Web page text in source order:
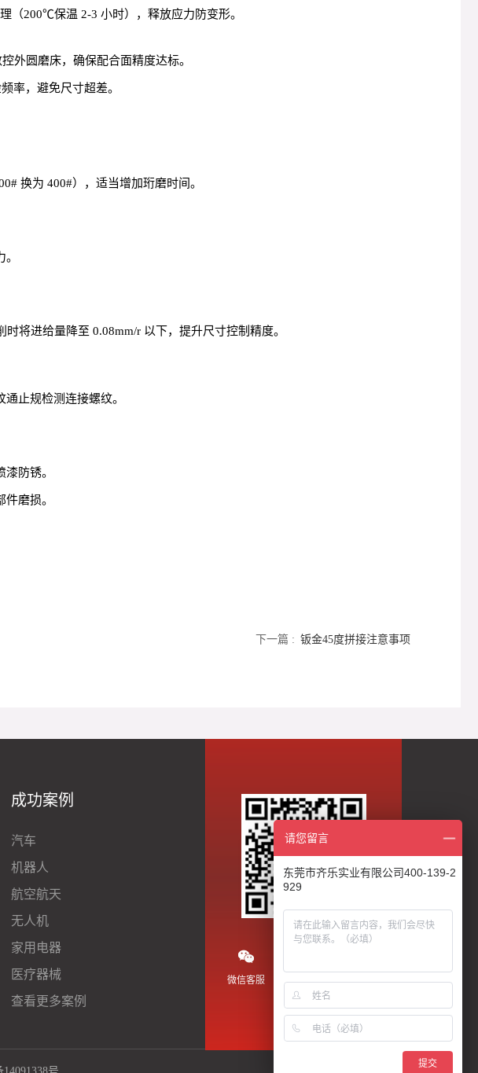
（200℃保温 2-3 小时），释放应力防变形。
外圆磨床，确保配合面精度达标。
率，避免尺寸超差。
换为 400#），适当增加珩磨时间。
将进给量降至 0.08mm/r 以下，提升尺寸控制精度。
止规检测连接螺纹。
防锈。
磨损。
下一篇 : 钣金45度拼接注意事项
成功案例
汽车
机器人
航空航天
无人机
家用电器
医疗器械
查看更多案例
微信客服 微信公众号 抖音视频
14091338号
请您留言
东莞市齐乐实业有限公司400-139-2
929
提交